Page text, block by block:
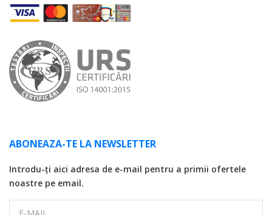
ABONEAZA-TE LA NEWSLETTER
Introdu-ți aici adresa de e-mail pentru a primii ofertele
noastre pe email.